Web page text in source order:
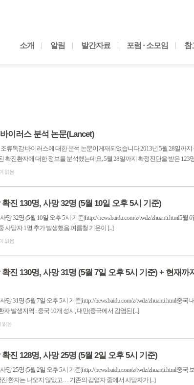
소개 알림 발간자료 포럼 · 소모임 참
이러스 분석 논문(Lancet)
조류독감 바이러스에 대한 분석 논문이게재되었습니다.2013년 5월 28일까지
확진환자에 대한 정보를 분석했는데요, 5월 28일까지 확정진단을 받은 123
읽음
진 130명, 사망 32명 (5월 10일 오후 5시 기준)
32명 (5월 10일 오후 5시 기준)http://news.baidu.com/z/twdz/zhuanti.html5월
사망자 1명 추가 발생했음.여름철 기온이 [...]
읽음
진 130명, 사망 31명 (5월 7일 오후 5시 기준) + 현재까
망 31명 (5월 7일 오후 5시 기준)http://news.baidu.com/z/twdz/zhuanti.html중국
발생지역 : 중국 10개 성시, 대만(중국에서 감염된 [...]
읽음
진 128명, 사망 25명 (5월 2일 오후 5시 기준)
망 25명 (5월 2일 오후 5시 기준)http://news.baidu.com/z/twdz/zhuanti.html중국
환자는 나오지 않았고… 기존의 감염자 중에서 사망자가 [...]